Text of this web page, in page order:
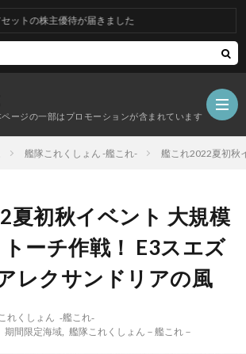
ージの一部はプロモーションが含まれています
待が届きました
艦隊これくしょん -艦これ- 艦これ2022夏初秋
夏初秋イベント 大規模
ーチ作戦！ E3スエズ
レクサンドリアの風
れくしょん -艦これ-
期間限定海域 艦隊これくしょん－艦これ－